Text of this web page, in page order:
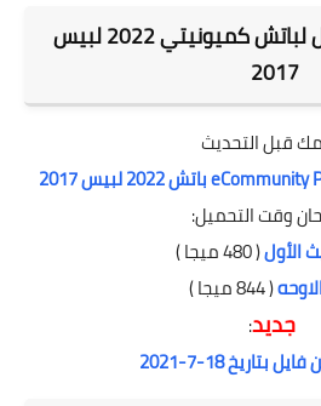
تحميل التحديث الأول لباتش كميونيتي 2022 لبيس
2017
قبل التحديث
حان وقت التحميل:
الأول( 480 ميجا )
( 844 ميجا )
جديد:
بتاريخ 18-7-2021